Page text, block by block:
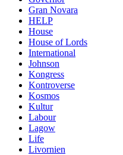
Gran Novara
HELP
House
House of Lords
International
Johnson
Kongress
Kontroverse
Kosmos
Kultur
Labour
Lagow
Life
Livornien